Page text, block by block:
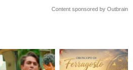
Content sponsored by Outbrain